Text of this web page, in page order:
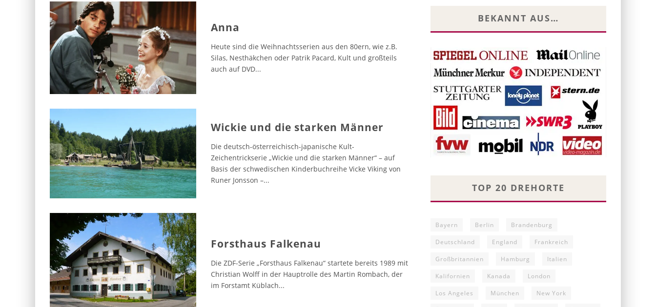
Anna
Heute sind die Weihnachtsserien aus den 80ern, wie z.B.
Silas, Nesthäkchen oder Patrik Pacard, Kult und großteils
auch auf DVD...
Wickie und die starken Männer
Die deutsch-österreichisch-japanische Kult-
Zeichentrickserie „Wickie und die starken Männer“ – auf
Basis der schwedischen Kinderbuchreihe Vicke Viking von
Runer Jonsson –...
Forsthaus Falkenau
Die ZDF-Serie „Forsthaus Falkenau“ startete bereits 1989 mit
Christian Wolff in der Hauptrolle des Martin Rombach, der
im Forstamt Küblach...
BEKANNT AUS…
TOP 20 DREHORTE
Bayern Berlin Brandenburg
Deutschland England Frankreich
Großbritannien Hamburg Italien
Kalifornien Kanada London
Los Angeles München New York